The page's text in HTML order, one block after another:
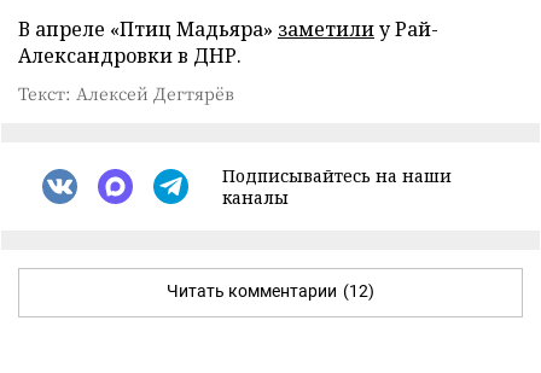
В апреле «Птиц Мадьяра» заметилиу Рай-
Александровки в ДНР.
Текст: Алексей Дегтярёв
Подписывайтесь на наши
каналы
Читать комментарии (12)